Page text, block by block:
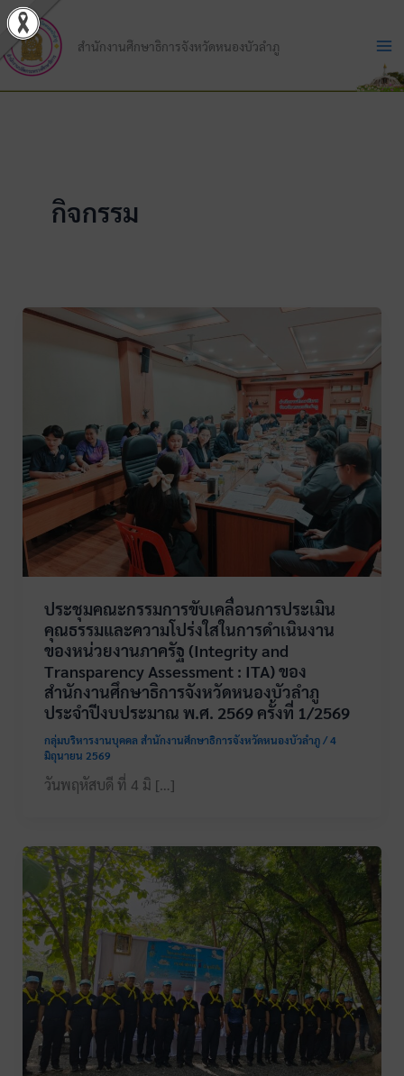
Skip
to
content
สำนักงานศึกษาธิการจังหวัดหนองบัวลำภู
กิจกรรม
ประชุมคณะกรรมการขับเคลื่อนการประเมิน
คุณธรรมและความโปร่งใสในการดำเนินงาน
ของหน่วยงานภาครัฐ (Integrity and
Transparency Assessment : ITA) ของ
สำนักงานศึกษาธิการจังหวัดหนองบัวลำภู
ประจำปีงบประมาณ พ.ศ. 2569 ครั้งที่ 1/2569
กลุ่มบริหารงานบุคคล สำนักงานศึกษาธิการจังหวัดหนองบัวลำภู/4
มิถุนายน 2569
วันพฤหัสบดี ที่ 4 มิ […]